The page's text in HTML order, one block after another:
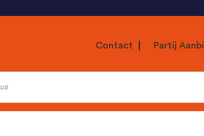
Contact Partij